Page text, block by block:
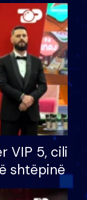
VIP 5, cili
shtëpinë